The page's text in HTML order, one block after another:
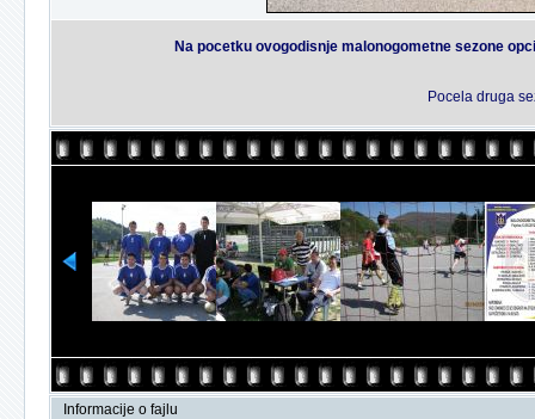
Na pocetku ovogodisnje malonogometne sezone
Pocela druga
Informacije o fajlu